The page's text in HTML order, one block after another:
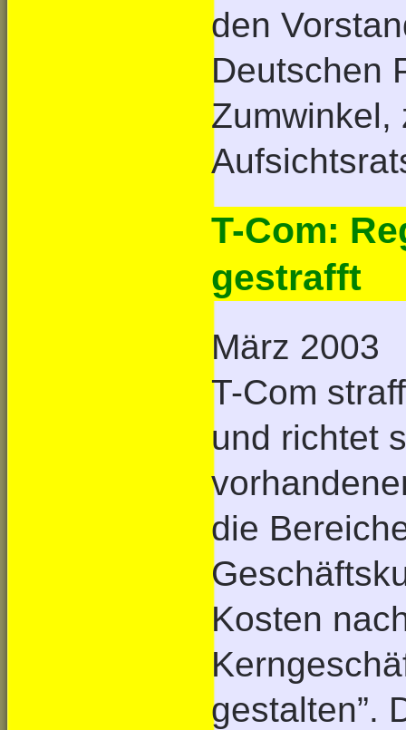
den
Deutschen
Zumwinkel,
T-Com:
gestrafft
März 2003
T-Com
und richtet
die
Kosten
gestalten”.